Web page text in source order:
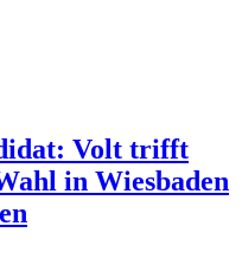
Volt trifft
in Wiesbaden